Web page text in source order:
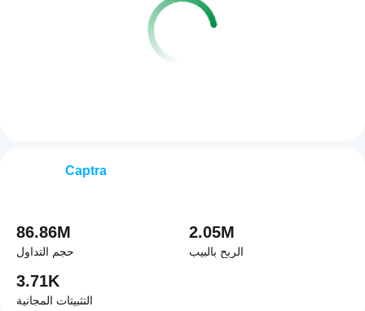
Captra
86.86M
حجم التداول
2.05M
الربح بالبيب
3.71K
التثبيتات المجانية